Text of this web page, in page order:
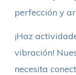
perfección y
¡Haz
vibración!
necesita